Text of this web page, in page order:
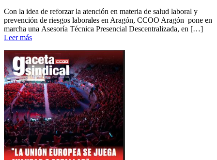
Con la idea de reforzar la atención en materia de salud laboral y
prevención de riesgos laborales en Aragón, CCOO Aragón pone en
marcha una Asesoría Técnica Presencial Descentralizada, en […]
Leer más